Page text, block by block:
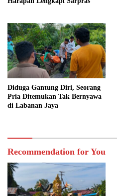
Diduga Gantung Diri, Seorang
Pria Ditemukan Tak Bernyawa
di Labanan Jaya
Recommendation for You